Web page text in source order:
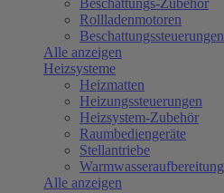
Beschattungs-Zubehör
Rollladenmotoren
Beschattungssteuerungen
Alle anzeigen
Heizsysteme
Heizmatten
Heizungssteuerungen
Heizsystem-Zubehör
Raumbediengeräte
Stellantriebe
Warmwasseraufbereitung
Alle anzeigen